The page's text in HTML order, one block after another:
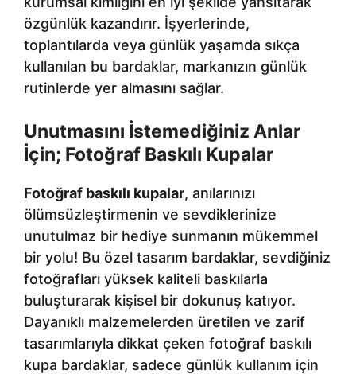
özgünlük kazandırır. İşyerlerinde,
toplantılarda veya günlük yaşamda sıkça
kullanılan bu bardaklar, markanızın günlük
rutinlerde yer almasını sağlar.
Unutmasını İstemediğiniz Anlar
İçin; Fotoğraf Baskılı Kupalar
Fotoğraf baskılı kupalar, anılarınızı
ölümsüzleştirmenin ve sevdiklerinize
unutulmaz bir hediye sunmanın mükemmel
bir yolu! Bu özel tasarım bardaklar, sevdiğiniz
fotoğrafları yüksek kaliteli baskılarla
buluşturarak kişisel bir dokunuş katıyor.
Dayanıklı malzemelerden üretilen ve zarif
tasarımlarıyla dikkat çeken fotoğraf baskılı
kupa bardaklar, sadece günlük kullanım için